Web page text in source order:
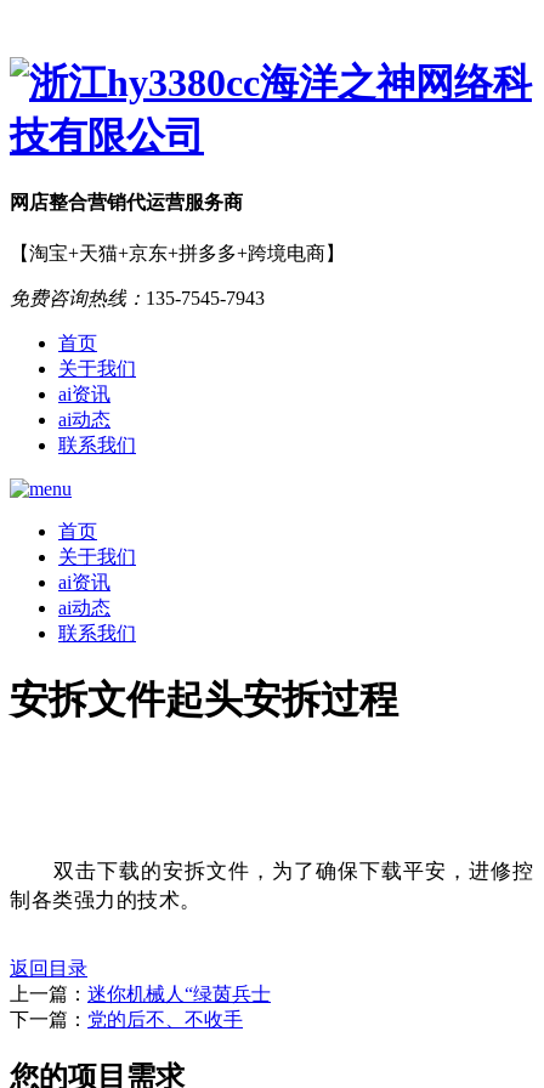
网店整合营销代运营服务商
【淘宝+天猫+京东+拼多多+跨境电商】
免费咨询热线： 135-7545-7943
首页
关于我们
ai资讯
ai动态
联系我们
首页
关于我们
ai资讯
ai动态
联系我们
安拆文件起头安拆过程
双击下载的安拆文件，为了确保下载平安，进修控
制各类强力的技术。
返回目录
上一篇： 迷你机械人“绿茵兵士
下一篇： 党的后不、不收手
您的项目需求